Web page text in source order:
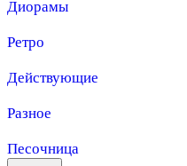
Диорамы
Ретро
Действующие
Разное
Песочница